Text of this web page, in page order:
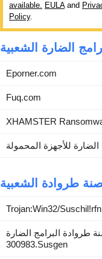
available. EULAand
Policy.
الضارة الشعبية
Eporner.com
Fuq.com
XHAMSTER
طروادة الشعبية
Trojan:Win32/Suschil!rfn
طروادة البرامج الضارة
300983.Susgen